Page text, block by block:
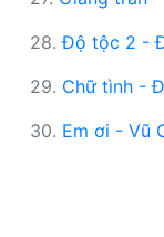
28.Độ tộc 2 -
29. Chữ tình -
30. Em ơi - Vũ